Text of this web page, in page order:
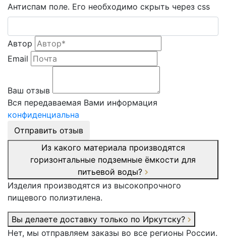
Антиспам поле. Его необходимо скрыть через css
Автор
Email
Ваш отзыв
Вся передаваемая Вами информация
конфиденциальна
Отправить отзыв
Из какого материала производятся
горизонтальные подземные ёмкости для
питьевой воды?
Изделия производятся из высокопрочного
пищевого полиэтилена.
Вы делаете доставку только по Иркутску?
Нет, мы отправляем заказы во все регионы России.